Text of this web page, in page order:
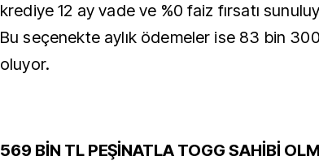
krediye 12 ay vade ve %0 faiz fırsatı
Bu seçenekte aylık ödemeler ise 83 bin
oluyor.
569 BİN TL PEŞİNATLA TOGG SAHİBİ